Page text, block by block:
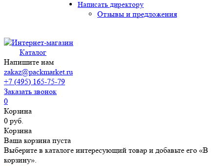
Написать директору
Отзывы и предложения
Каталог
Напишите нам
zakaz@packmarket.ru
+7 (495) 165-75-79
Заказать звонок
0
Корзина
0 руб.
Корзина
Ваша корзина пуста
Выберите в каталоге интересующий товар и добавьте его «В
корзину».